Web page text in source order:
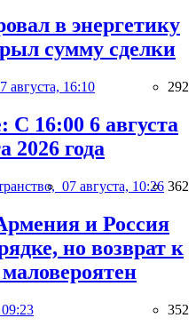
в энергетику
сумму сделки
августа, 16:10 292
С 16:00 6 августа
2026 года
07 августа, 10:26 362
и Россия
но возврат к
09:23 352